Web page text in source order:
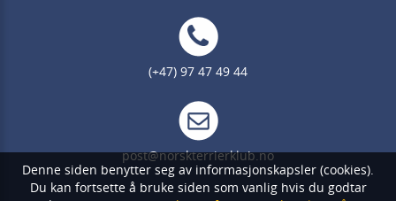
(+47) 97 47 49 44
post@norskterrierklub.no
Denne siden benytter seg av informasjonskapsler (cookies).
Du kan fortsette å bruke siden som vanlig hvis du godtar